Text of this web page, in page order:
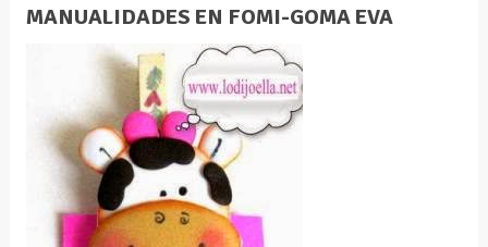
MANUALIDADES EN FOMI-GOMA EVA